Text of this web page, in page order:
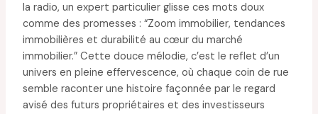
la radio, un expert particulier glisse ces mots doux
comme des promesses : “Zoom immobilier, tendances
immobilières et durabilité au cœur du marché
immobilier.” Cette douce mélodie, c’est le reflet d’un
univers en pleine effervescence, où chaque coin de rue
semble raconter une histoire façonnée par le regard
avisé des futurs propriétaires et des investisseurs